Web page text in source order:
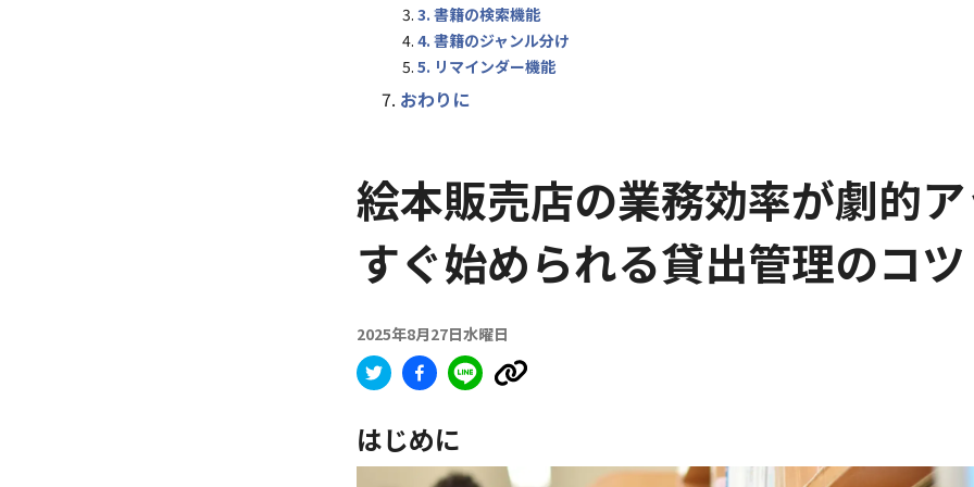
3. 書籍の検索機能
4. 書籍のジャンル分け
5. リマインダー機能
おわりに
絵本販売店の業務効率が劇的
すぐ始められる貸出管理のコツ
2025年8月27日水曜日
はじめに